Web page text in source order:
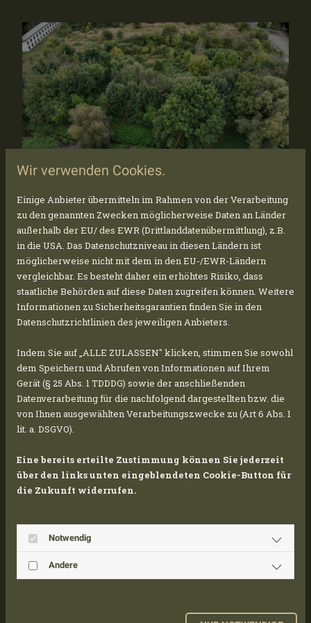
CONSTRUCTION START IN
NORDHAUSEN!
After a successful year in 2024 and a relaxing
with great enthusiasm. Later this month, we
will begin construction on our new 2 MWp
solar park in the heart of Nordhausen,
Thuringia.
long been neglected. With this project, we are
not only creating a sustainable, decentralized
cityscape and the surrounding area.
Directly adjacent to the flowing Zorge River, we
will establish biotopes that will serve as
Wir verwenden Cookies.
Einige Anbieter übermitteln im Rahmen von der Verarbeitung
zu den genannten Zwecken möglicherweise Daten an Länder
außerhalb der EU/ des EWR (Drittlanddatenübermittlung), z.B.
in die USA. Das Datenschutzniveau in diesen Ländern ist
möglicherweise nicht mit dem in den EU-/EWR-Ländern
vergleichbar. Es besteht daher ein erhöhtes Risiko, dass
staatliche Behörden auf diese Daten zugreifen können. Weitere
Informationen zu Sicherheitsgarantien finden Sie in den
Datenschutzrichtlinien des jeweiligen Anbieters.
Indem Sie auf „ALLE ZULASSEN" klicken, stimmen Sie sowohl
dem Speichern und Abrufen von Informationen auf Ihrem
Gerät (§ 25 Abs. 1 TDDDG) sowie der anschließenden
Datenverarbeitung für die nachfolgend dargestellten bzw. die
von Ihnen ausgewählten Verarbeitungszwecke zu (Art 6 Abs. 1
lit. a. DSGVO).
Eine bereits erteilte Zustimmung können Sie jederzeit
über den links unten eingeblendeten Cookie-Button für
die Zukunft widerrufen.
Notwendig
Andere